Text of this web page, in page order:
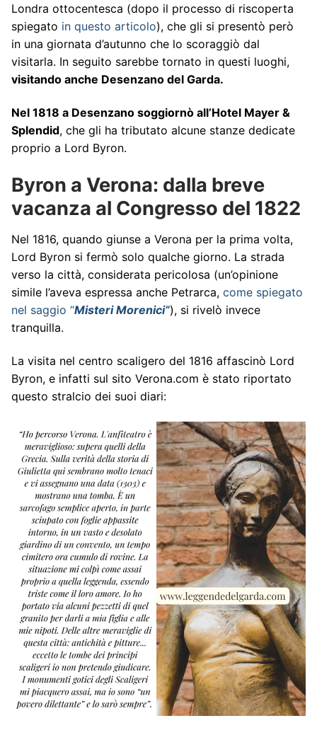
Londra ottocentesca (dopo il processo di riscoperta
spiegato in questo articolo), che gli si presentò però
in una giornata d’autunno che lo scoraggiò dal
visitarla. In seguito sarebbe tornato in questi luoghi,
visitando anche Desenzano del Garda.
Nel 1818 a Desenzano soggiornò all’Hotel Mayer &
Splendid, che gli ha tributato alcune stanze dedicate
proprio a Lord Byron.
Byron a Verona: dalla breve
vacanza al Congresso del 1822
Nel 1816, quando giunse a Verona per la prima volta,
Lord Byron si fermò solo qualche giorno. La strada
verso la città, considerata pericolosa (un’opinione
simile l’aveva espressa anche Petrarca, come spiegato
nel saggio “Misteri Morenici”), si rivelò invece
tranquilla.
La visita nel centro scaligero del 1816 affascinò Lord
Byron, e infatti sul sito Verona.com è stato riportato
questo stralcio dei suoi diari: